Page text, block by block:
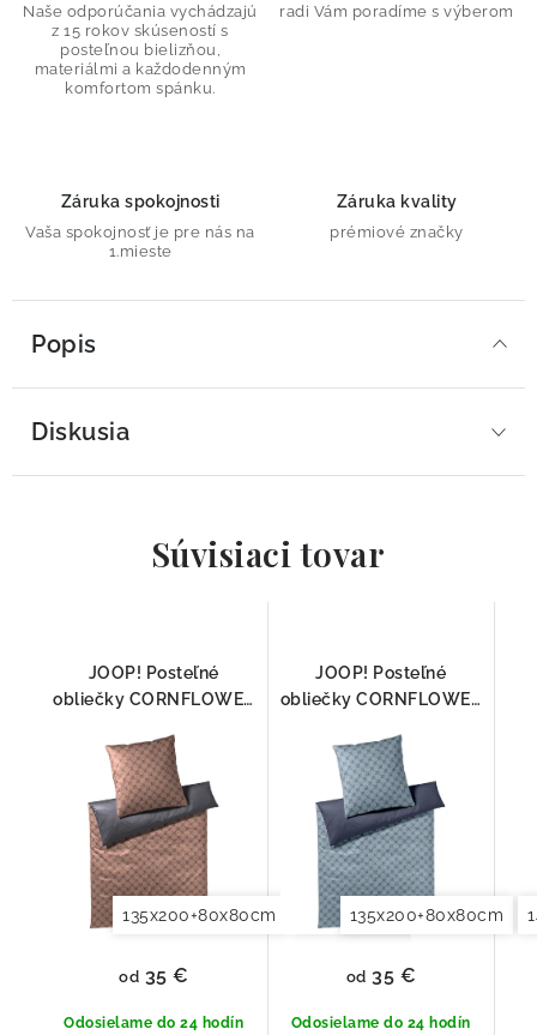
Naše odporúčania vychádzajú
z 15 rokov skúseností s
posteľnou bielizňou,
materiálmi a každodenným
komfortom spánku.
radi Vám poradíme s výberom
Záruka spokojnosti
Vaša spokojnosť je pre nás na
1.mieste
Záruka kvality
prémiové značky
Popis
Diskusia
Súvisiaci tovar
JOOP! Posteľné
obliečky CORNFLOWER
4083-07
135x200+80x80cm 140x200+70x90cm
Odosielame do 24 hodín
od 35 €
JOOP! Posteľné
obliečky CORNFLOWER
4083-23
135x200+80x80cm
Odosielame do 24 hodín
od 35 €